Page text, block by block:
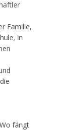
Familie,
in
fängt